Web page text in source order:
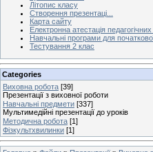
Літопис класу
Створення презентаці...
Карта сайту
Електронна атестація педагогічних
Навчальні програми для
Тестування 2 клас
Categories
Виховна робота [39]
Презентації з виховної роботи
Навчальні предмети [337]
Мультимедійні презентації до уроків
Методична робота [1]
Фізкультхвилинки [1]